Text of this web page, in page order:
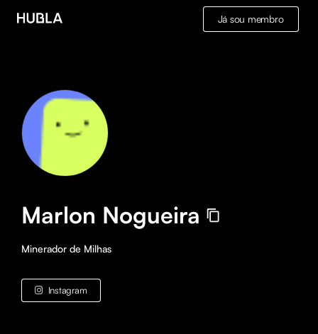
Já sou membro
Marlon Nogueira
Minerador de Milhas
Instagram